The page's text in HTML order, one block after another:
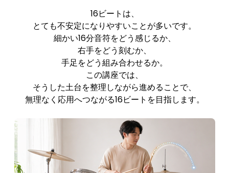
16ビートは、
とても不安定になりやすいことが多いです。
細かい16分音符をどう感じるか、
右手をどう刻むか、
手足をどう組み合わせるか。
この講座では、
そうした土台を整理しながら進めることで、
無理なく応用へつながる16ビートを目指します。